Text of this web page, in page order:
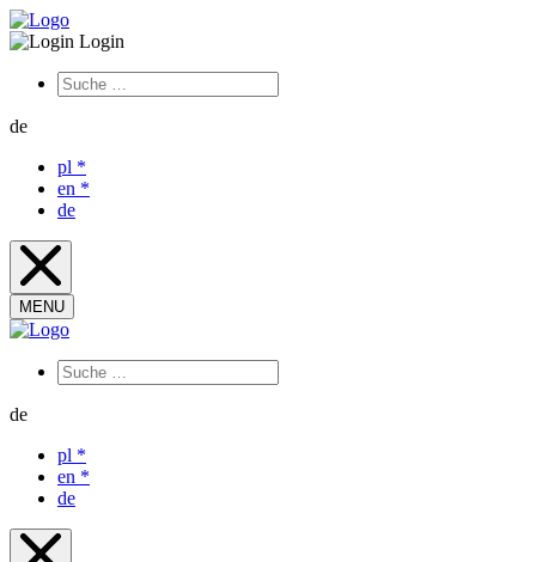
Login
de
pl *
en *
de
MENU
de
pl *
en *
de